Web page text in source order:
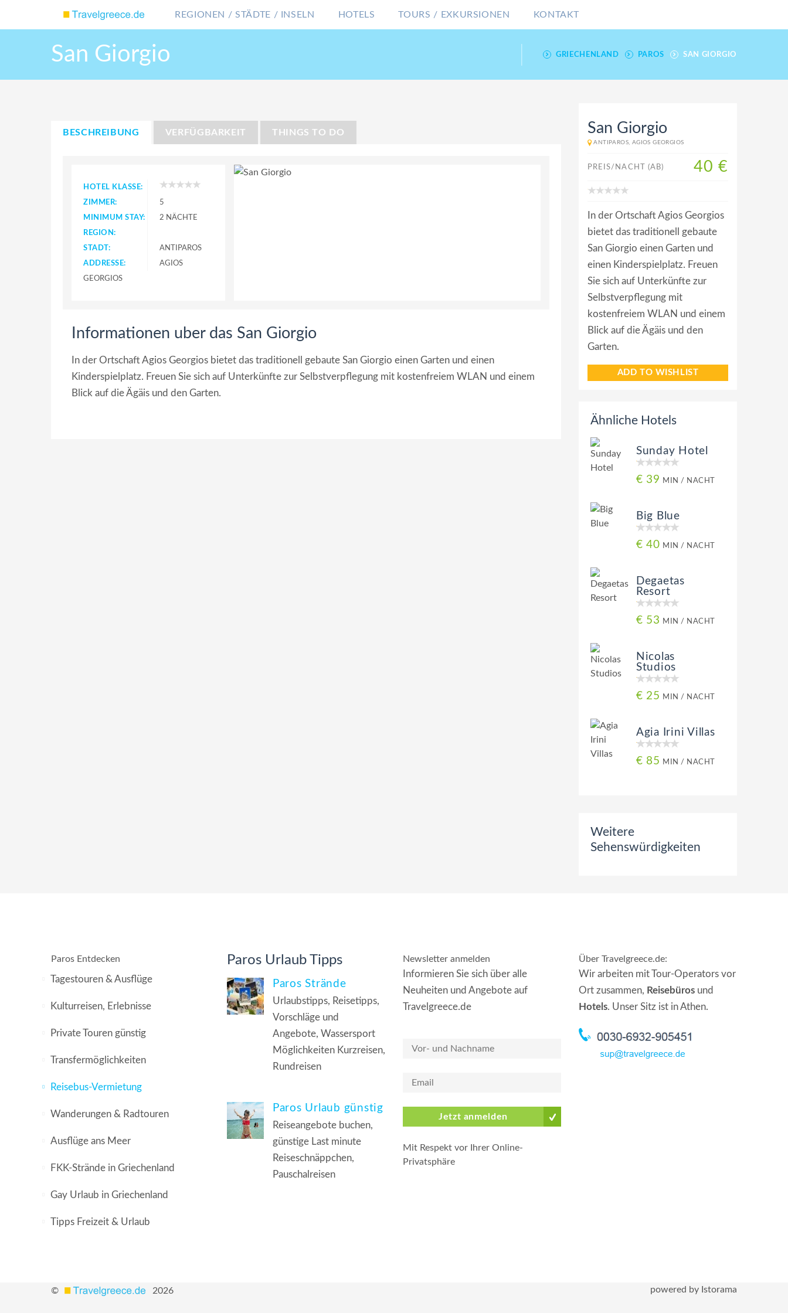
REGIONEN / STÄDTE / INSELN HOTELS TOURS / EXKURSIONEN KONTAKT
San Giorgio GRIECHENLAND PAROS SAN GIORGIO
BESCHREIBUNG VERFÜGBARKEIT THINGS TO DO
HOTEL KLASSE:
ZIMMER:
5
MINIMUM STAY:
2 NÄCHTE
REGION:
STADT:
ANTIPAROS
ADDRESSE:
AGIOS
GEORGIOS
Informationen uber das San Giorgio
In der Ortschaft Agios Georgios bietet das traditionell gebaute San Giorgio einen Garten und einen
Kinderspielplatz. Freuen Sie sich auf Unterkünfte zur Selbstverpflegung mit kostenfreiem WLAN und einem
Blick auf die Ägäis und den Garten.
San Giorgio
ANTIPAROS, AGIOS GEORGIOS
PREIS/NACHT (AB) 40 €
In der Ortschaft Agios Georgios
bietet das traditionell gebaute
San Giorgio einen Garten und
einen Kinderspielplatz. Freuen
Sie sich auf Unterkünfte zur
Selbstverpflegung mit
kostenfreiem WLAN und einem
Blick auf die Ägäis und den
Garten.
ADD TO WISHLIST
Ähnliche Hotels
Sunday Hotel
€ 39 MIN / NACHT
Big Blue
€ 40 MIN / NACHT
Degaetas
Resort
€ 53 MIN / NACHT
Nicolas
Studios
€ 25 MIN / NACHT
Agia Irini Villas
€ 85 MIN / NACHT
Weitere
Sehenswürdigkeiten
Paros Entdecken
Tagestouren & Ausflüge
Kulturreisen, Erlebnisse
Private Touren günstig
Transfermöglichkeiten
Reisebus-Vermietung
Wanderungen & Radtouren
Ausflüge ans Meer
FKK-Strände in Griechenland
Gay Urlaub in Griechenland
Tipps Freizeit & Urlaub
Paros Urlaub Tipps
Paros Strände
Urlaubstipps, Reisetipps,
Vorschläge und
Angebote, Wassersport
Möglichkeiten Kurzreisen,
Rundreisen
Paros Urlaub günstig
Reiseangebote buchen,
günstige Last minute
Reiseschnäppchen,
Pauschalreisen
Newsletter anmelden
Informieren Sie sich über alle
Neuheiten und Angebote auf
Travelgreece.de
Jetzt anmelden
Mit Respekt vor Ihrer Online-
Privatsphäre
Über Travelgreece.de:
Wir arbeiten mit Tour-Operators vor
Ort zusammen, Reisebüros und
Hotels. Unser Sitz ist in Athen.
© 2026 powered by Istorama